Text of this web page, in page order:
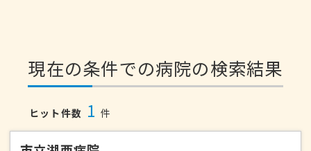
現在の条件での病院の検索結果
ヒット件数 1 件